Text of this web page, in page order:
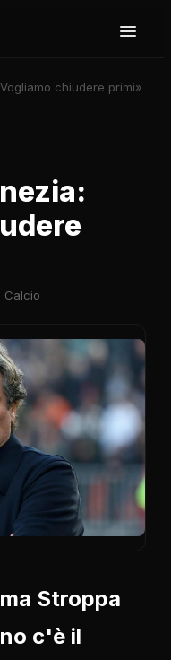
chiudere primi»
Calcio
Stroppa
c'è il